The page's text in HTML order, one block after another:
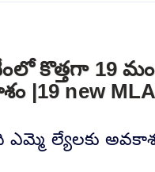
కొత్తగా 19
|19 new
ల్యేలకు